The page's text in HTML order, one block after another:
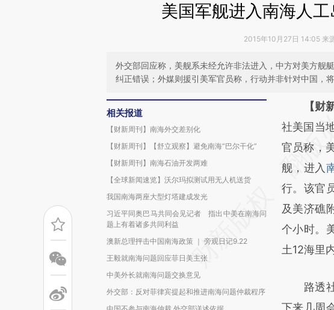
美国军舰进入南海人
2015年10月27日 14:05 来
外交部回应称，美舰系未经允许非法进入，中方对美方舰
纠正错误；外媒则援引美军官员称，行动并非针对中国，
相关报道
【财新周刊】南海外交差别化
【财新周刊】【舒立观察】避免南海“巴尔干化”
【财新周刊】南海石油开发两难
【全球新闻速览】沃尔玛拟测试用无人机送货
我国南海两座大型灯塔建成发光
习近平同奥巴马共同会见记者 指出中美在南海问
题上有着诸多共同利益
澳新总理抨击中国南海政策 ｜ 旁观日记9.22
王毅就南海问题回应菲日美主张
中美外长就南海问题交换意见
外交部：反对菲律宾提起和推进南海问题仲裁程序
请务必在
AI
[https://
(https://
而成，可
财新观点
比对和校
【财
社美国当
官员称，
舰，进入
行。该官
及美济礁
个小时。
土12海里
路透社
下来几周